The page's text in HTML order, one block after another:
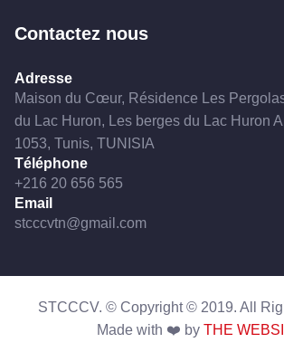
Contactez nous
Adresse
Maison du Cœur, Résidence Les
du Lac Huron, Les berges du Lac Huron
1053, Tunis, TUNISIA
Téléphone
+216 20 656 565
Email
stcccvtn@gmail.com
STCCCV. © Copyright © 2019. All
Made with ❤️ by THE